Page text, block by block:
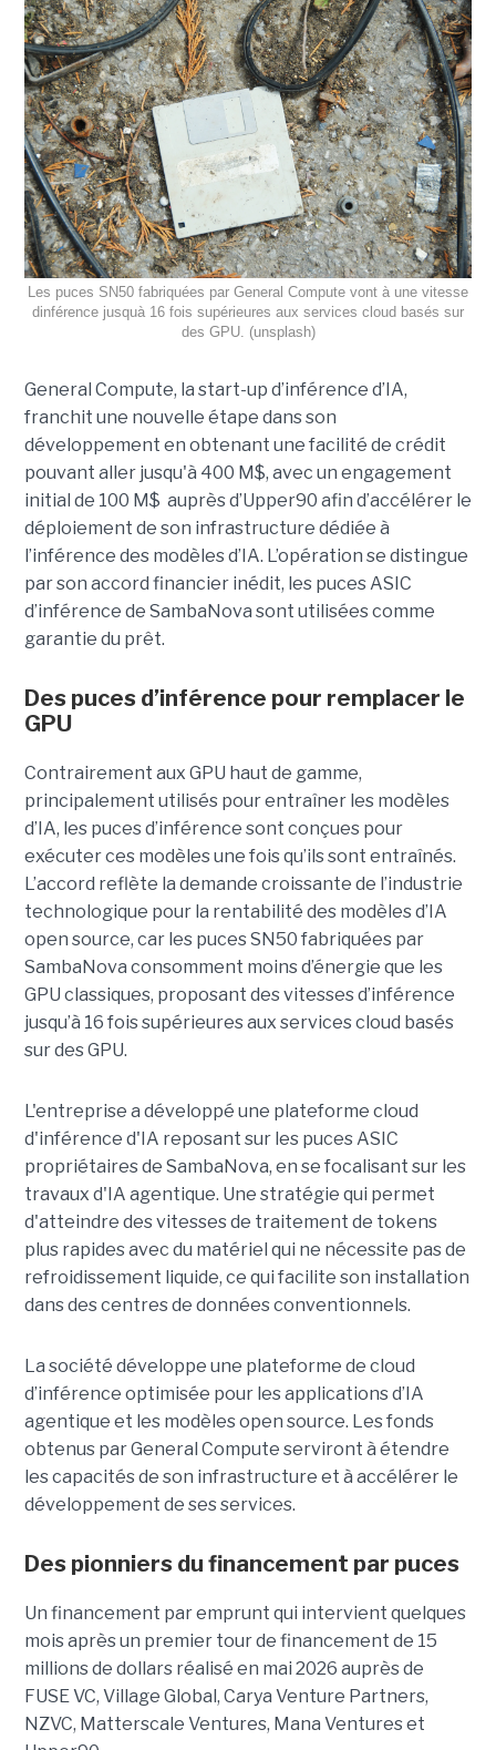
Les puces SN50 fabriquées par General Compute vont à une vitesse
dinférence jusquà 16 fois supérieures aux services cloud basés sur
des GPU. (unsplash)
General Compute, la start-up d’inférence d’IA,
franchit une nouvelle étape dans son
développement en obtenant une facilité de crédit
pouvant aller jusqu'à 400 M$, avec un engagement
initial de 100 M$ auprès d’Upper90 afin d’accélérer le
déploiement de son infrastructure dédiée à
l’inférence des modèles d’IA. L’opération se distingue
par son accord financier inédit, les puces ASIC
d’inférence de SambaNova sont utilisées comme
garantie du prêt.
Des puces d’inférence pour remplacer le
GPU
Contrairement aux GPU haut de gamme,
principalement utilisés pour entraîner les modèles
d’IA, les puces d’inférence sont conçues pour
exécuter ces modèles une fois qu’ils sont entraînés.
L’accord reflète la demande croissante de l’industrie
technologique pour la rentabilité des modèles d’IA
open source, car les puces SN50 fabriquées par
SambaNova consomment moins d’énergie que les
GPU classiques, proposant des vitesses d’inférence
jusqu’à 16 fois supérieures aux services cloud basés
sur des GPU.
L'entreprise a développé une plateforme cloud
d'inférence d'IA reposant sur les puces ASIC
propriétaires de SambaNova, en se focalisant sur les
travaux d'IA agentique. Une stratégie qui permet
d'atteindre des vitesses de traitement de tokens
plus rapides avec du matériel qui ne nécessite pas de
refroidissement liquide, ce qui facilite son installation
dans des centres de données conventionnels.
La société développe une plateforme de cloud
d’inférence optimisée pour les applications d’IA
agentique et les modèles open source. Les fonds
obtenus par General Compute serviront à étendre
les capacités de son infrastructure et à accélérer le
développement de ses services.
Des pionniers du financement par puces
Un financement par emprunt qui intervient quelques
mois après un premier tour de financement de 15
millions de dollars réalisé en mai 2026 auprès de
FUSE VC, Village Global, Carya Venture Partners,
NZVC, Matterscale Ventures, Mana Ventures et